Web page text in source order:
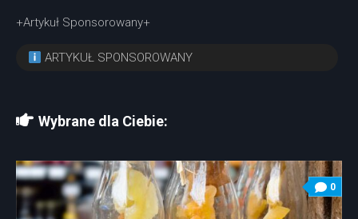
+Artykuł Sponsorowany+
ARTYKUŁ SPONSOROWANY
Wybrane dla Ciebie:
0